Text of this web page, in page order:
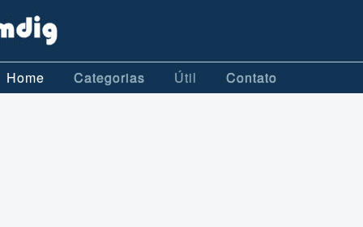
Home Categorias Útil Contato